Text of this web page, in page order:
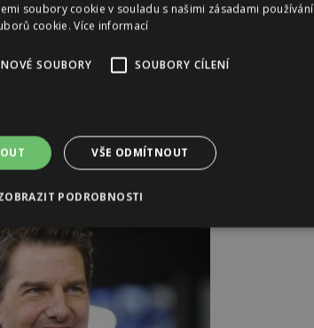
soubory cookie v souladu s našimi zásadami používání
cookie.Více informací
SOUBORY SOUBORY CÍLENÍ
VŠE ODMÍTNOUT
PODROBNOSTI